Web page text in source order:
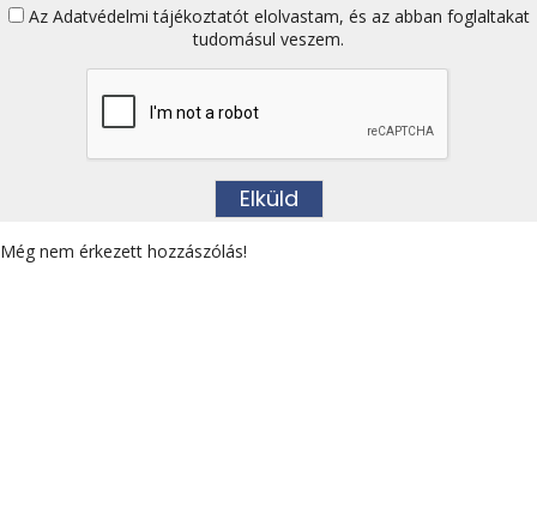
Az Adatvédelmi tájékoztatótelolvastam, és az abban foglaltakat
tudomásul veszem.
Még nem érkezett hozzászólás!